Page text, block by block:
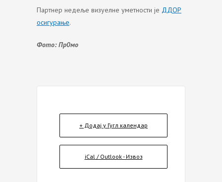
Партнер недеље визуелне уметности је ДДОР
осигурање.
Фото: Пр0мо
+ Додај у Гугл календар
iCal / Outlook - Извоз